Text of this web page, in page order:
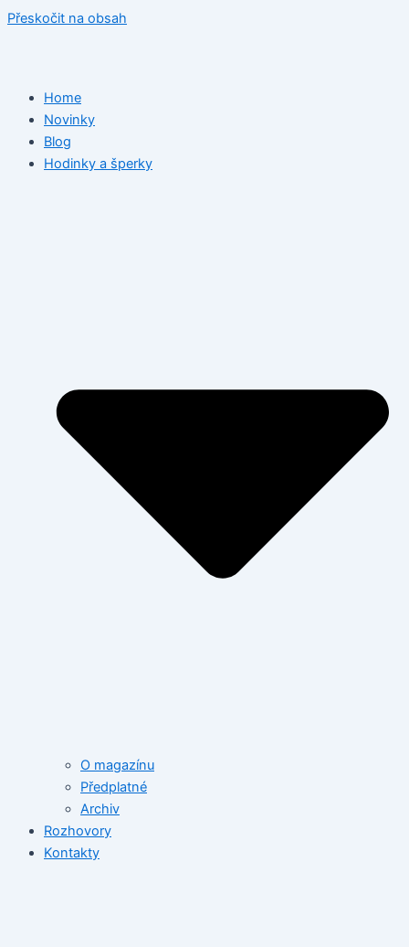
Přeskočit na obsah
Home
Novinky
Blog
Hodinky a šperky
O magazínu
Předplatné
Archiv
Rozhovory
Kontakty